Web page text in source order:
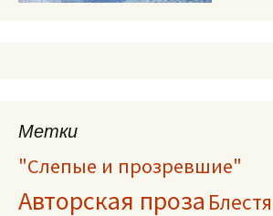
Метки
"Слепые и прозревшие"
Авторская проза